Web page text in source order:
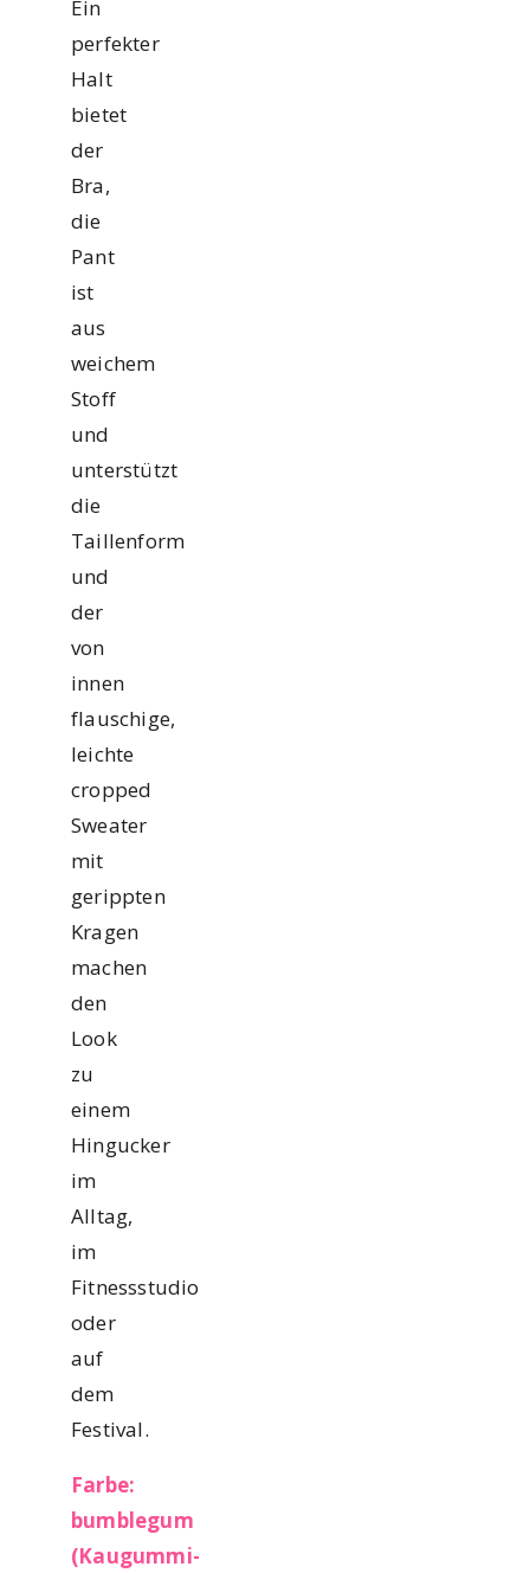
Ein
perfekter
Halt
bietet
der
Bra,
die
Pant
ist
aus
weichem
Stoff
und
unterstützt
die
Taillenform
und
der
von
innen
flauschige,
leichte
cropped
Sweater
mit
gerippten
Kragen
machen
den
Look
zu
einem
Hingucker
im
Alltag,
im
Fitnessstudio
oder
auf
dem
Festival.
Farbe:
bumblegum
(Kaugummi-